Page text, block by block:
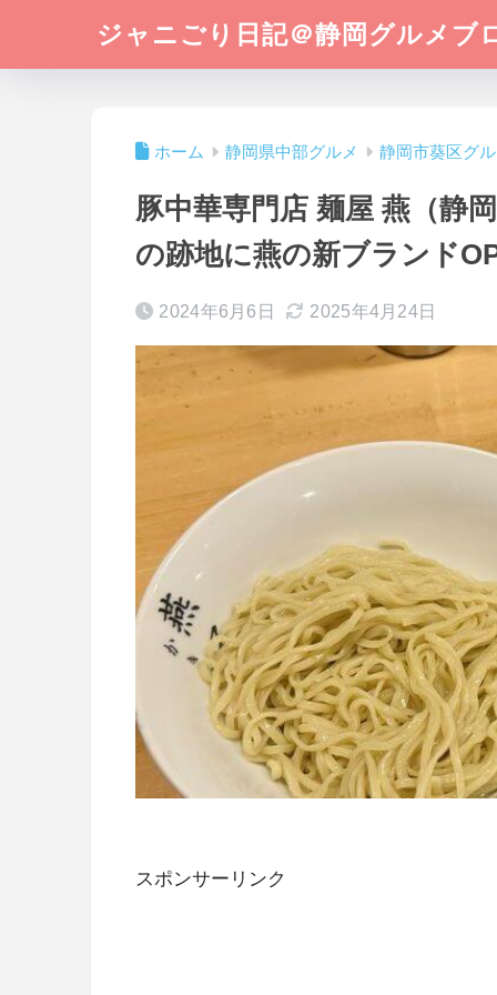
ジャニごり日記＠静岡グルメブ
ホーム 静岡県中部グルメ 静岡市葵区グ
豚中華専門店 麺屋 燕（静
の跡地に燕の新ブランド
2024年6月6日 2025年4月24日
スポンサーリンク